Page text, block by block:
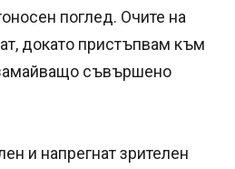
поглед. Очите на
докато пристъпвам към
съвършено
и напрегнат зрителен